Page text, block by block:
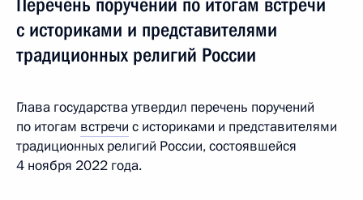
Перечень поручений по итогам встречи
с историками и представителями
традиционных религий России
Глава государства утвердил перечень поручений
по итогам встречи с историками и представителями
традиционных религий России, состоявшейся
4 ноября 2022 года.